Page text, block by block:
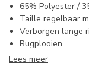
65% Polyester /
Taille regelbaar
Verborgen lange
Rugplooien
Lees meer